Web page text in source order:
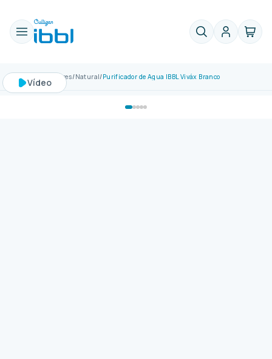
Frete grátis acima de R$799 para Sudeste
Purificadores Natural Purificador de Água IBBL Viváx Branco
Vídeo